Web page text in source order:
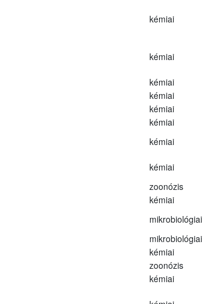
kémiai
kémiai
kémiai
kémiai
kémiai
kémiai
kémiai
kémiai
zoonózis
kémiai
mikrobiológiai
mikrobiológiai
kémiai
zoonózis
kémiai